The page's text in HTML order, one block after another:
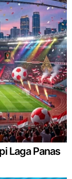
Laga Panas